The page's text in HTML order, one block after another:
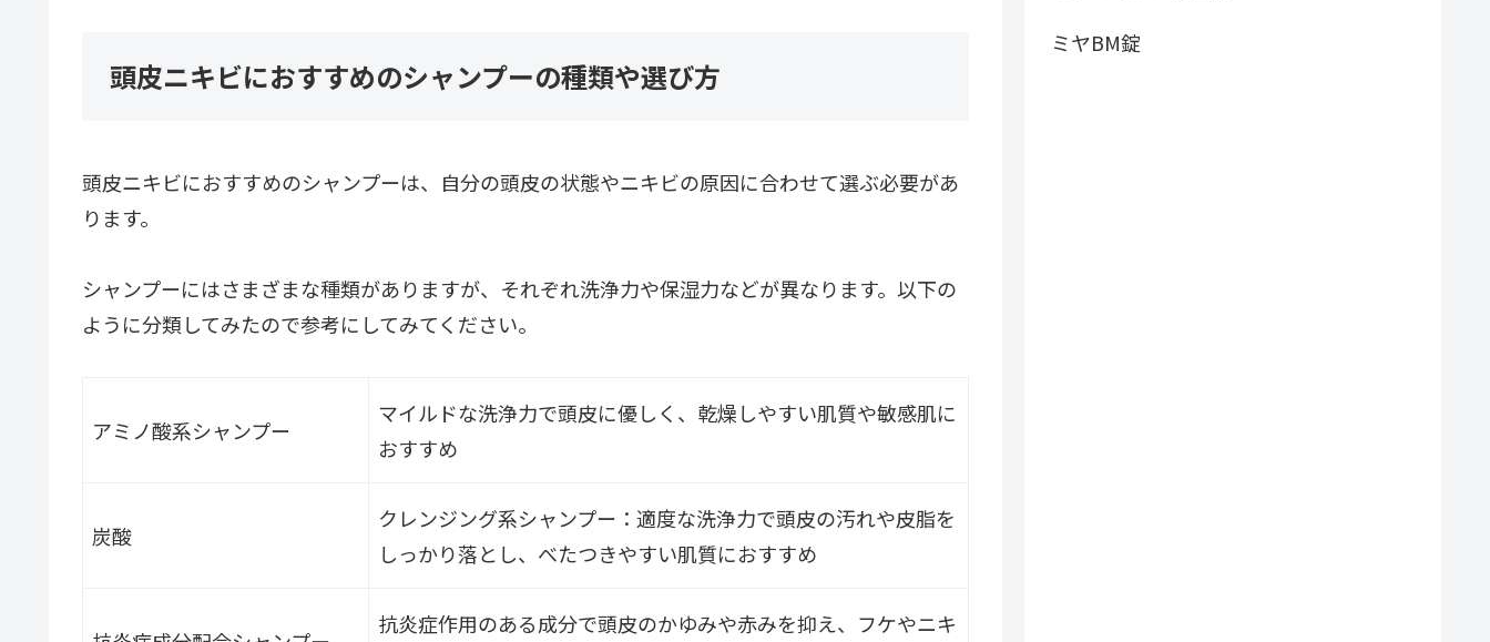
頭皮ニキビにおすすめのシャンプーの種類や選び方
頭皮ニキビにおすすめのシャンプーは、自分の頭皮の状態やニキビの原因に合わせて選ぶ必要があ
ります。
シャンプーにはさまざまな種類がありますが、それぞれ洗浄力や保湿力などが異なります。以下の
ように分類してみたので参考にしてみてください。
アミノ酸系シャンプー
マイルドな洗浄力で頭皮に優しく、乾燥しやすい肌質や敏感肌に
おすすめ
炭酸
クレンジング系シャンプー：適度な洗浄力で頭皮の汚れや皮脂を
しっかり落とし、べたつきやすい肌質におすすめ
抗炎症作用のある成分で頭皮のかゆみや赤みを抑え、フケやニキ
ミヤBM錠